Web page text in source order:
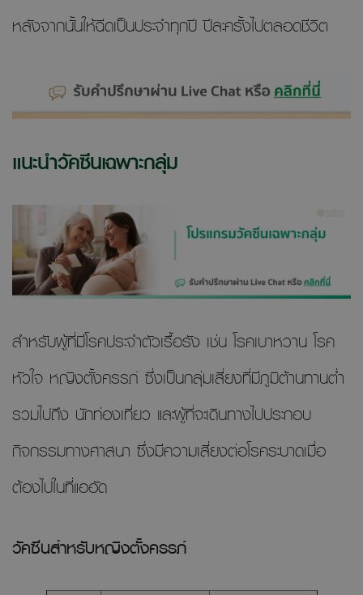
หลังจากนั้นให้ฉีดเป็นประจำทุกปี ปีละครั้งไปตลอดชีวิต
แนะนำวัคซีนเฉพาะกลุ่ม
สำหรับผู้ที่มีโรคประจำตัวเรื้อรัง เช่น โรคเบาหวาน โรค
หัวใจ หญิงตั้งครรภ์ ซึ่งเป็นกลุ่มเสี่ยงที่มีภูมิต้านทานต่ำ
รวมไปถึง นักท่องเที่ยว และผู้ที่จะเดินทางไปประกอบ
กิจกรรมทางศาสนา ซึ่งมีความเสี่ยงต่อโรคระบาดเมื่อ
ต้องไปในที่แออัด
วัคซีนสำหรับหญิงตั้งครรภ์